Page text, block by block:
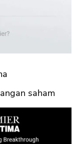
saham